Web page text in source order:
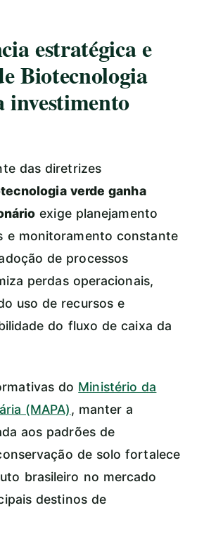
estratégica e
Biotecnologia
investimento
das diretrizes
verde ganha
exige planejamento
e monitoramento constante
de processos
perdas operacionais,
uso de recursos e
do fluxo de caixa da
do Ministério da
(MAPA), manter a
aos padrões de
de solo fortalece
brasileiro no mercado
destinos de